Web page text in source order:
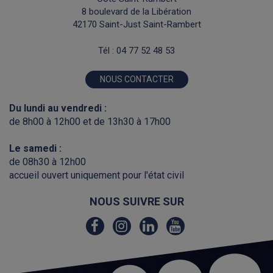
8 boulevard de la Libération
42170 Saint-Just Saint-Rambert
Tél : 04 77 52 48 53
NOUS CONTACTER
Du lundi au vendredi :
de 8h00 à 12h00 et de 13h30 à 17h00
Le samedi :
de 08h30 à 12h00
accueil ouvert uniquement pour l'état civil
NOUS SUIVRE SUR
Lien
vers
compte
Lien
vers
compte
Lien
vers
le
compte
Lien
la
chaîne